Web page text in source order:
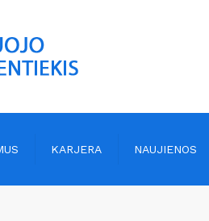
KARJERA NAUJIENOS